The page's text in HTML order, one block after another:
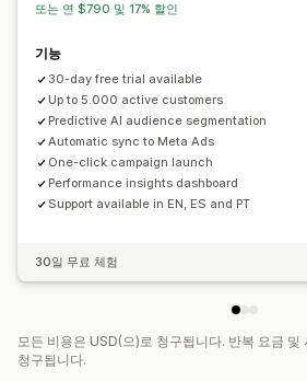
또는 연 $790 및 17% 할인
기능
30-day free trial available
Up to 5.000 active customers
Predictive AI audience segmentation
Automatic sync to Meta Ads
One-click campaign launch
Performance insights dashboard
Support available in EN, ES and PT
30일 무료 체험
모든 비용은 USD(으)로 청구됩니다. 반복 요금
청구됩니다.